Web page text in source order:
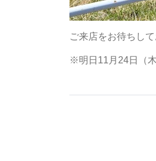
ご来店をお待ちして
※明日11月24日（